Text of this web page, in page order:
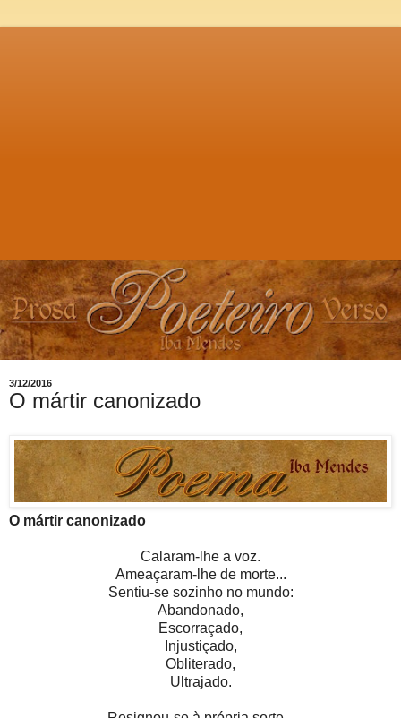
3/12/2016
O mártir canonizado
O mártir canonizado
Calaram-lhe a voz.
Ameaçaram-lhe de morte...
Sentiu-se sozinho no mundo:
Abandonado,
Escorraçado,
Injustiçado,
Obliterado,
Ultrajado.